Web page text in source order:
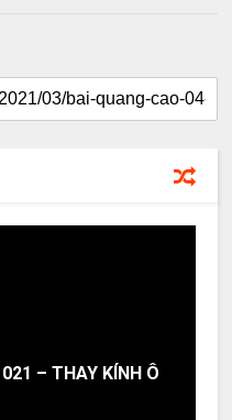
– THAY KÍNH Ô